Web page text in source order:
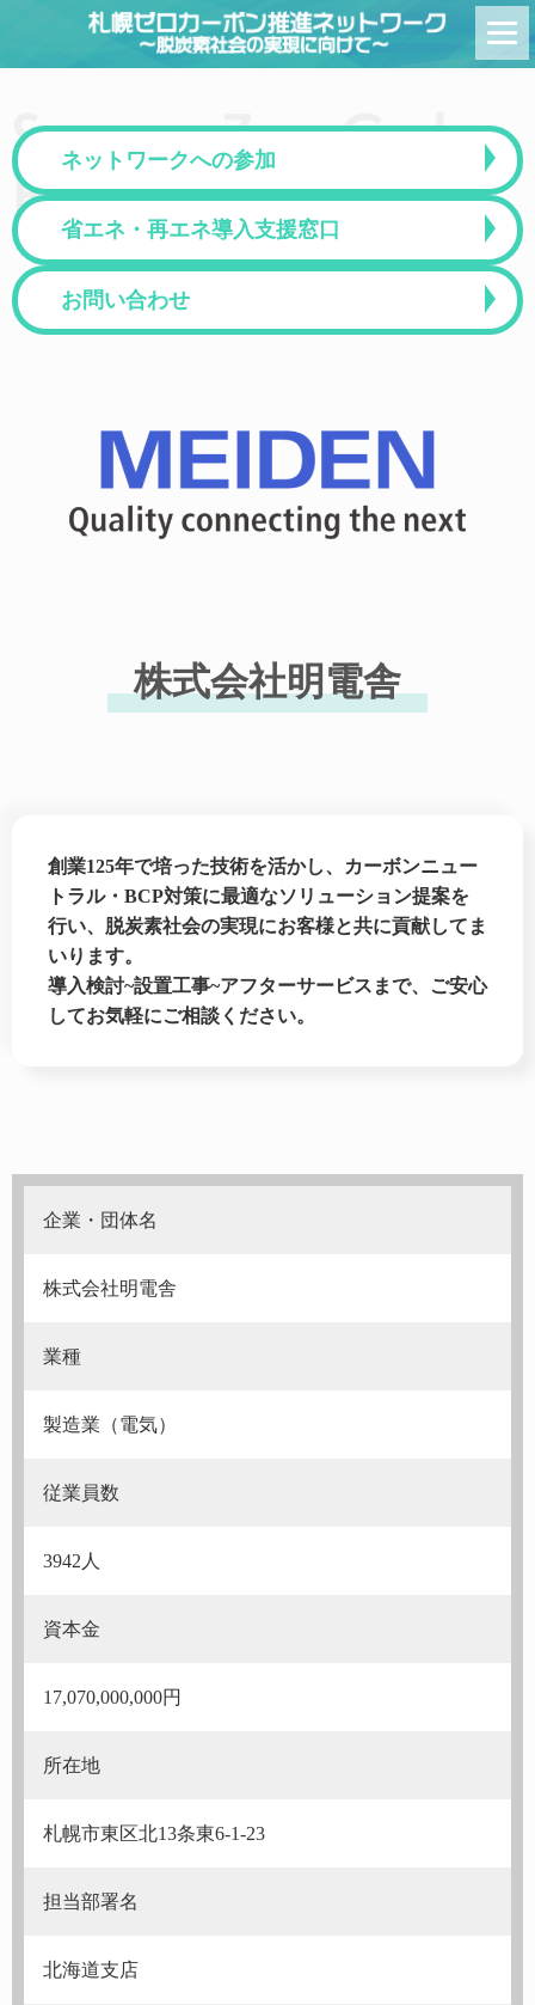
ネットワークへの参加
省エネ・再エネ導入支援窓口
お問い合わせ
株式会社明電舎
創業125年で培った技術を活かし、カーボンニュー
トラル・BCP対策に最適なソリューション提案を
行い、脱炭素社会の実現にお客様と共に貢献してま
いります。
導入検討~設置工事~アフターサービスまで、ご安心
してお気軽にご相談ください。
企業・団体名
株式会社明電舎
業種
製造業（電気）
従業員数
3942人
資本金
17,070,000,000円
所在地
札幌市東区北13条東6-1-23
担当部署名
北海道支店